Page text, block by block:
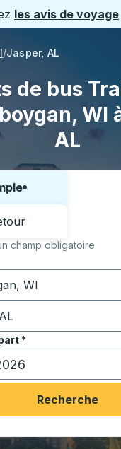
les avis de voyage
Jasper, AL
de bus
WI
AL
sens ou un aller-
champ obligatoire
à saisir la ville
*
à saisir la ville de
*
au format date
Recherche